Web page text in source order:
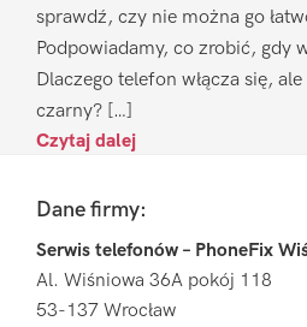
sprawdź, czy nie można go
Podpowiadamy, co zrobić, gdy
Dlaczego telefon włącza się,
czarny? […]
Czytaj dalej
FooterDane firmy:
Serwis telefonów – PhoneFix
Al. Wiśniowa 36A pokój 118
53-137 Wrocław